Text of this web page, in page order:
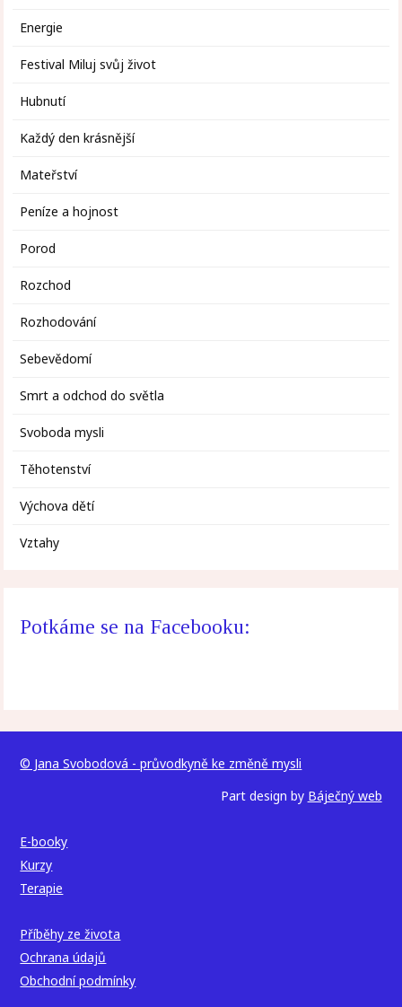
Energie
Festival Miluj svůj život
Hubnutí
Každý den krásnější
Mateřství
Peníze a hojnost
Porod
Rozchod
Rozhodování
Sebevědomí
Smrt a odchod do světla
Svoboda mysli
Těhotenství
Výchova dětí
Vztahy
Potkáme se na Facebooku:
© Jana Svobodová - průvodkyně ke změně mysli
Part design by Báječný web
E-booky
Kurzy
Terapie
Příběhy ze života
Ochrana údajů
Obchodní podmínky